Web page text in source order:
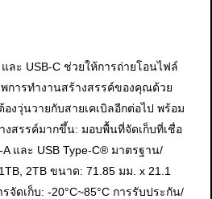
ะ USB-C ช่วยให้การถ่ายโอนไฟล์
การทำงานสร้างสรรค์ของคุณด้วย
งวุ่นวายกับสายเคเบิลอีกต่อไป พร้อม
งสรรค์มากขึ้น: มอบพื้นที่จัดเก็บที่เชื่อ
และ USB Type-C® มาตรฐาน/
2TB ขนาด: 71.85 มม. x 21.1
ดเก็บ: -20°C~85°C การรับประกัน/